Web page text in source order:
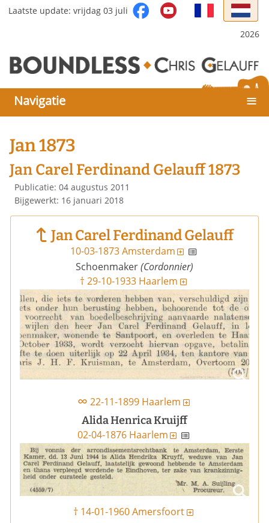
Selecteer de taal
Laatste update: vrijdag 03 juli
2026
Navigatie ≡
Jan 1873
Jan Carel Ferdinand Gelauff 1873
Details
Publicatie: 04 augustus 2011
Bijgewerkt: 16 januari 2018
Jan Carel Ferdinand Gelauff
10-03-1873 Amsterdam
Schoenmaker (Cordonnier)
† 29-10-1933 Haarlem
∞ 22-11-1899 Haarlem
Alida Henrica Kruijff
02-04-1876 Haarlem
† 14-01-1960 Amersfoort